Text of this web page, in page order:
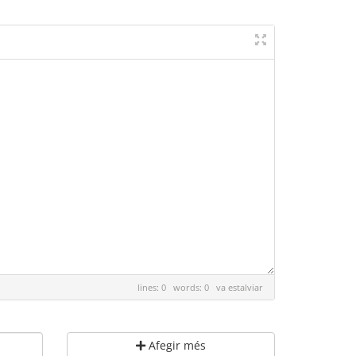
lines: 0 words: 0 va estalviar
Afegir més